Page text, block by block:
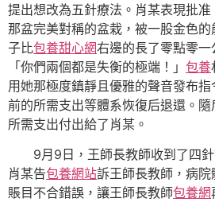
提出想改為五針療法。肖某表現批
那盆完美對稱的盆栽，被一股金色
子比包養甜心網右邊的長了零點零
「你們兩個都是失衡的極端！」 包養
用她那極度鎮靜且優雅的聲音發布指
前的所需支出等體系恢復后退還。
所需支出付出給了肖某。
9月9日，王師長教師收到了四
肖某告包養網站訴王師長教師，病
賬目不合錯誤，讓王師長教師包養網